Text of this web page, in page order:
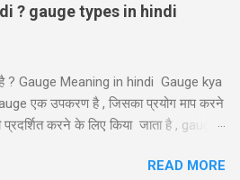
? gauge types in hindi
है ? Gauge Meaning in hindi Gauge kya
एक उपकरण है , जिसका प्रयोग माप करने
करने के लिए किया जाता है , gauge
सकते है , जिससे द्वारा हम किसी work की
READ MORE